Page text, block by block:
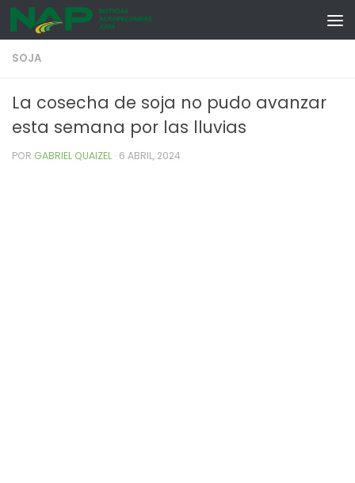
Skip to content
SOJA
La cosecha de soja no pudo avanzar
esta semana por las lluvias
POR GABRIEL QUAIZEL · 6 ABRIL, 2024